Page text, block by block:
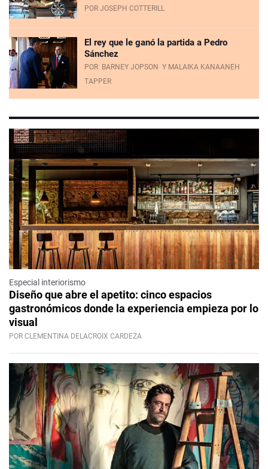
POR JOSEPH COTTERILL
El rey que le ganó la partida a Pedro
Sánchez
POR BARNEY JOPSON Y MALAIKA KANAANEH
TAPPER
Especial interiorismo
Diseño que abre el apetito: cinco espacios
gastronómicos donde la experiencia empieza por lo
visual
POR CLEMENTINA DELACROIX CARDEZA